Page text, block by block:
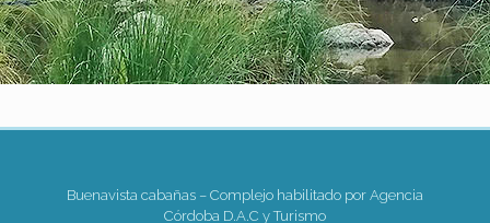
Buenavista cabañas – Complejo habilitado por Agencia
Córdoba D.A.C y Turismo